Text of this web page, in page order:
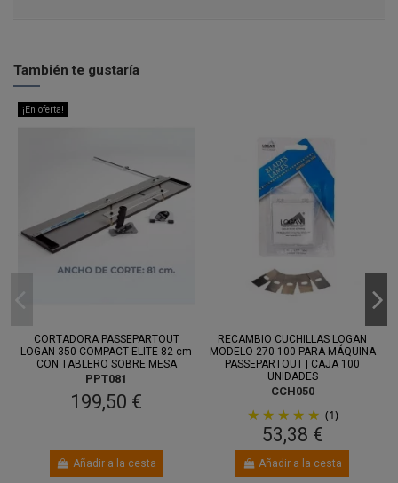
También te gustaría
¡En oferta!
CORTADORA PASSEPARTOUT
LOGAN 350 COMPACT ELITE 82 cm
CON TABLERO SOBRE MESA
PPT081
199,50 €
Añadir a la cesta
RECAMBIO CUCHILLAS LOGAN
MODELO 270-100 PARA MÁQUINA
PASSEPARTOUT | CAJA 100
UNIDADES
CCH050
(1)
53,38 €
Añadir a la cesta